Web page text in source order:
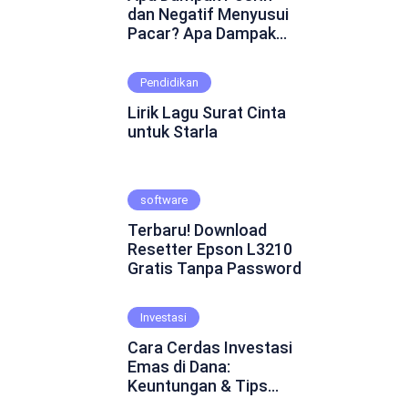
dan Negatif Menyusui
Pacar? Apa Dampak
Menyusui Pacar?
Mungkin ini adalah
pertanyaan yang
muncul dalam
fenomena yang cukup
kontroversial dalam
hubungan asmara.
Beberapa orang
percaya bahwa
menyusui pacar dapat
emosional dan
menghadirkan
keintiman yang lebih
dalam. Namun, ada juga
yang skeptis dan
Pendidikan
Lirik Lagu Surat Cinta
untuk Starla
software
Terbaru! Download
Resetter Epson L3210
Gratis Tanpa Password
Investasi
Cara Cerdas Investasi
Emas di Dana:
Keuntungan & Tips